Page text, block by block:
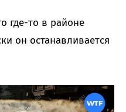
где-то в районе
он останавливается